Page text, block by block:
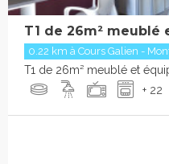
T1 de 26m² meublé
0.22 km à Cours Galien -
T1 de 26m² meublé et
+ 22